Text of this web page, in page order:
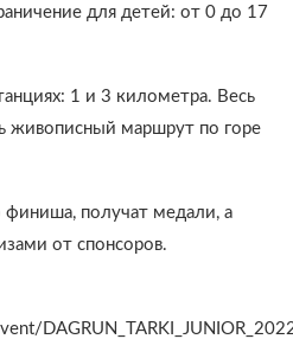
для детей: от 0 до 17
1 и 3 километра. Весь
живописный маршрут по горе
получат медали, а
от спонсоров.